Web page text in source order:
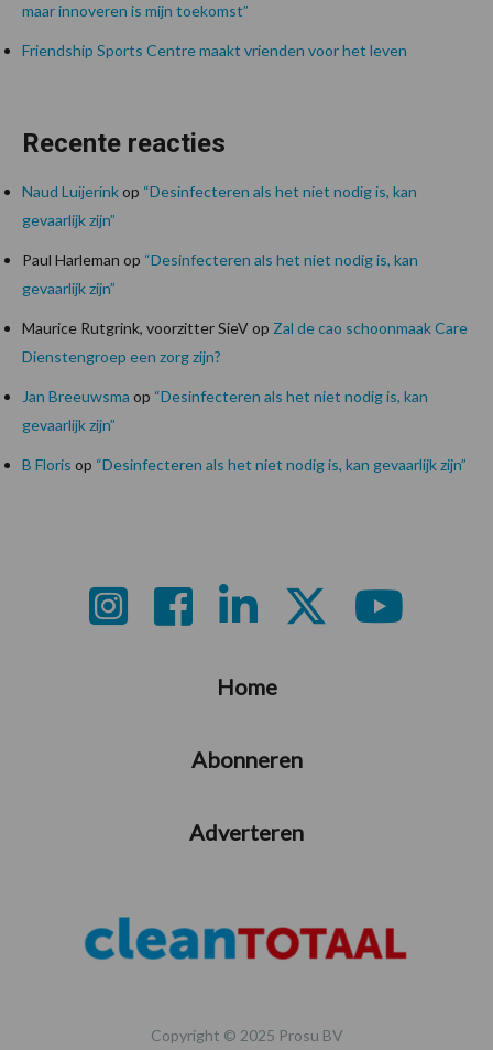
maar innoveren is mijn toekomst”
Friendship Sports Centre maakt vrienden voor het leven
Recente reacties
Naud Luijerinkop “Desinfecteren als het niet nodig is, kan
gevaarlijk zijn”
Paul Harleman op “Desinfecteren als het niet nodig is, kan
gevaarlijk zijn”
Maurice Rutgrink, voorzitter SieVop Zal de cao schoonmaak Care
Dienstengroep een zorg zijn?
Jan Breeuwsma op “Desinfecteren als het niet nodig is, kan
gevaarlijk zijn”
B Floris op “Desinfecteren als het niet nodig is, kan gevaarlijk zijn”
Home
Abonneren
Adverteren
Copyright © 2025 Prosu BV